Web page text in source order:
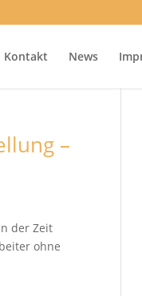
Kontakt News
–
der Zeit
ohne